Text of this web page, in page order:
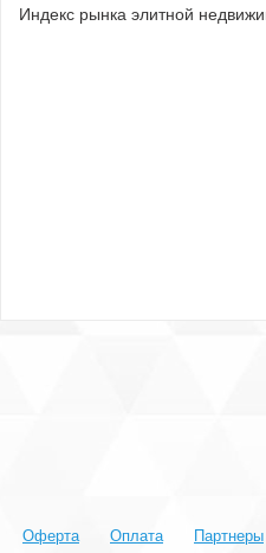
Индекс рынка элитной
Оферта Оплата Партнеры